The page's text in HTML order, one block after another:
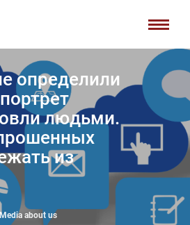
определили
людьми.
из
about us